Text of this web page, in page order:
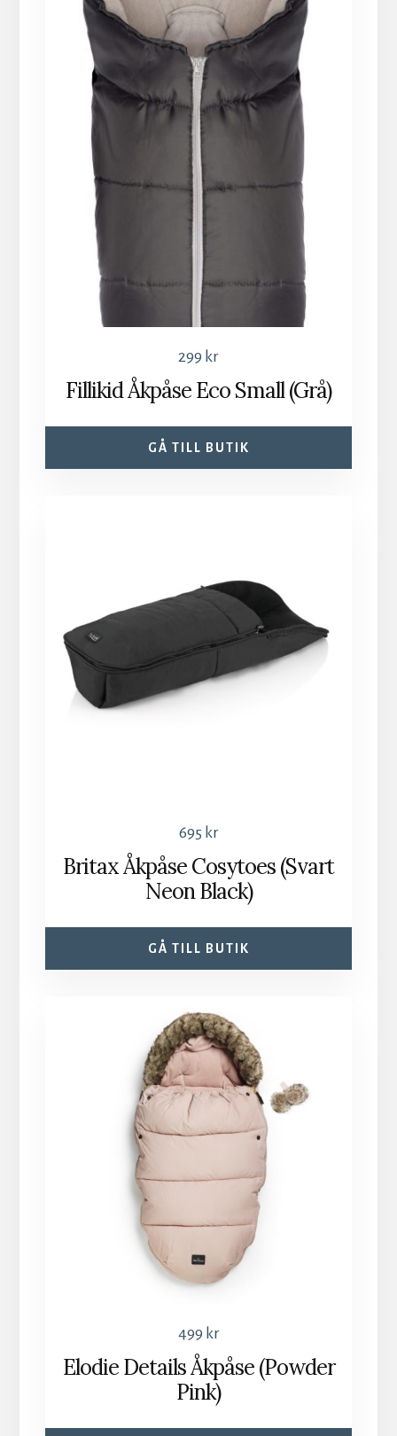
299 kr
Fillikid Åkpåse Eco Small (Grå)
GÅ TILL BUTIK
695 kr
Britax Åkpåse Cosytoes (Svart
Neon Black)
GÅ TILL BUTIK
499 kr
Elodie Details Åkpåse (Powder
Pink)